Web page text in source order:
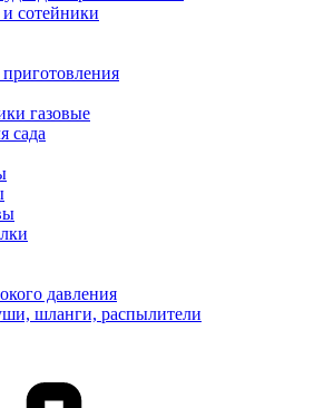
сотейники
газовые
сада
давления
шланги, распылители